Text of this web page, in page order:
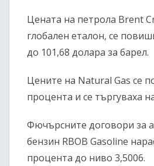
Цената на петрола Brent
глобален еталон, се
до 101,68 долара за барел.
Цените на Natural Gas се
процента и се търгуваха
Фючърсните договори за
бензин RBOB Gasoline
процента до ниво 3,5006.